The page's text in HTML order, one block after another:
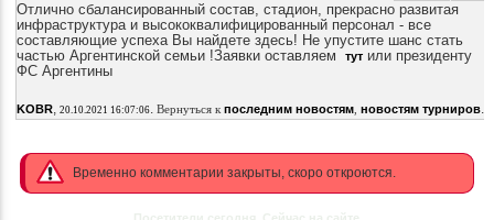
Отлично сбалансированный состав, стадион, прекрасно развитая
инфраструктура и высококвалифицированный персонал - все
составляющие успеха Вы найдете здесь! Не упустите шанс стать
частью Аргентинской семьи !Заявки оставляем тутили президенту
ФС Аргентины
KOBR, 20.10.2021 16:07:06. Вернуться к последним новостям, новостям турниров.
Временно комментарии закрыты, скоро откроются.